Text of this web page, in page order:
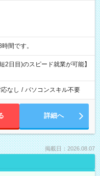
8時間です。
2日目)のスピード就業が可能】
なし / パソコンスキル不要
詳細へ
掲載日：2026.08.07